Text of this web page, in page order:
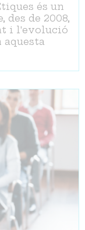
és un
de 2008,
i l'evolució
aquesta